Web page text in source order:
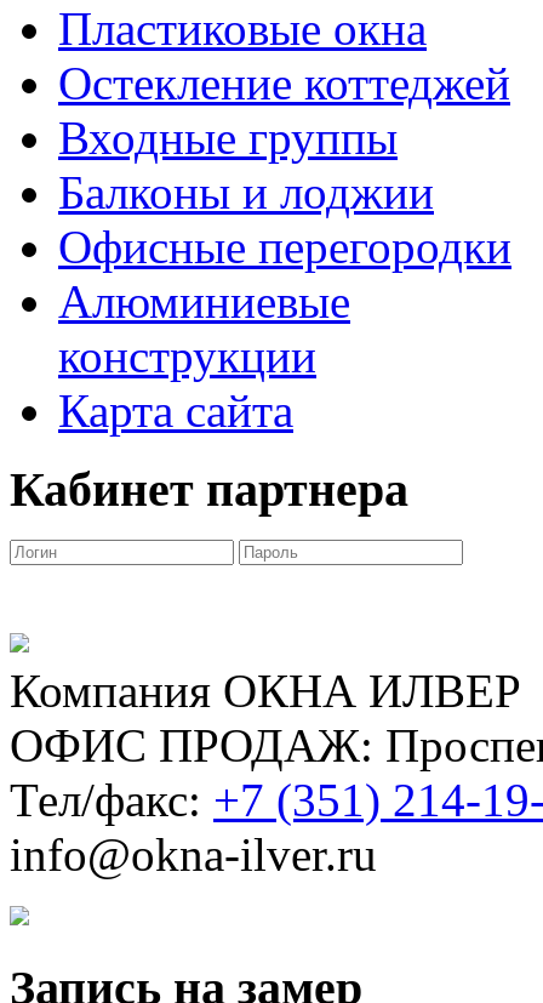
Пластиковые окна
Остекление коттеджей
Входные группы
Балконы и лоджии
Офисные перегородки
Алюминиевые
конструкции
Карта сайта
Кабинет партнера
Компания ОКНА ИЛВЕР
ОФИС ПРОДАЖ:
Тел/факс: +7 (351) 214-
info@okna-ilver.ru
Запись на замер